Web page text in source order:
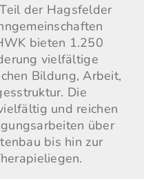
der Hagsfelder
bieten 1.250
vielfältige
Bildung, Arbeit,
Die
und reichen
über
bis hin zur